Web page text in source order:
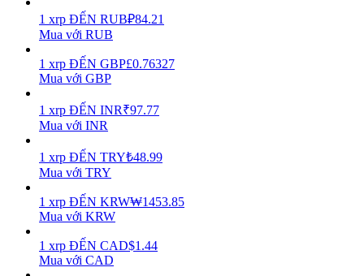
Power Piggy
1 xrp ĐẾN RUB₽84.21
Mua với RUB
1 xrp ĐẾN GBP£0.76327
Mua với GBP
1 xrp ĐẾN INR₹97.77
Mua với INR
1 xrp ĐẾN TRY₺48.99
Mua với TRY
1 xrp ĐẾN KRW₩1453.85
Mua với KRW
1 xrp ĐẾN CAD$1.44
Mua với CAD